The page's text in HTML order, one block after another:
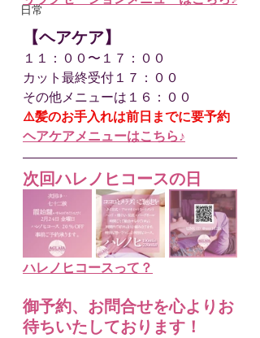
日常
【ヘアケア】
１１：００〜１７：００
カット最終受付１７：００
その他メニューは１６：００
⚠️髪のお手入れは前日までに要予約
ヘアケアメニューはこちら♪
次回ハレノヒコースの日
ハレノヒコースって？
御予約、お問合せを心よりお
待ちいたしております！